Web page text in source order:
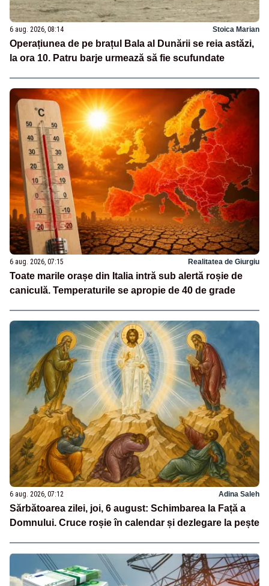
6 aug. 2026, 08:14 Stoica Marian
Operațiunea de pe brațul Bala al Dunării se reia astăzi,
la ora 10. Patru barje urmează să fie scufundate
6 aug. 2026, 07:15 Realitatea de Giurgiu
Toate marile orașe din Italia intră sub alertă roșie de
caniculă. Temperaturile se apropie de 40 de grade
6 aug. 2026, 07:12 Adina Saleh
Sărbătoarea zilei, joi, 6 august: Schimbarea la Față a
Domnului. Cruce roșie în calendar și dezlegare la pește